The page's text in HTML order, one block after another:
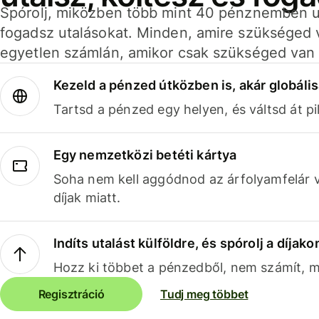
Spórolj, miközben több mint 40 pénznemben
fogadsz utalásokat. Minden, amire szükséged
egyetlen számlán, amikor csak szükséged van
Kezeld a pénzed útközben is, akár
Tartsd a pénzed egy helyen, és váltsd át
Egy nemzetközi betéti kártya
Soha nem kell aggódnod az árfolyamfelár
díjak miatt.
Indíts utalást külföldre, és spórolj a
Hozz ki többet a pénzedből, nem számít,
Regisztráció Tudj meg többet